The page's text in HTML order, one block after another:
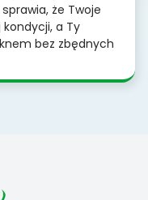
że Twoje
kondycji, a Ty
bez zbędnych